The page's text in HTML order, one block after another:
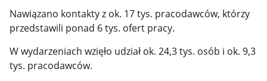
Nawiązano kontakty z ok. 17 tys. pracodawców, którzy
przedstawili ponad 6 tys. ofert pracy.
W wydarzeniach wzięło udział ok. 24,3 tys. osób i ok. 9,3
tys. pracodawców.